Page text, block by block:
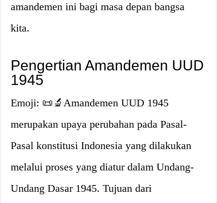
amandemen ini bagi masa depan bangsa
kita.
Pengertian Amandemen UUD
1945
Emoji: 📜🔬Amandemen UUD 1945
merupakan upaya perubahan pada Pasal-
Pasal konstitusi Indonesia yang dilakukan
melalui proses yang diatur dalam Undang-
Undang Dasar 1945. Tujuan dari